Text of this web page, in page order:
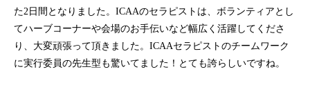
た2日間となりました。ICAAのセラピストは、ボランティアとし
てハーブコーナーや会場のお手伝いなど幅広く活躍してくださ
り、大変頑張って頂きました。ICAAセラピストのチームワーク
に実行委員の先生型も驚いてました！とても誇らしいですね。